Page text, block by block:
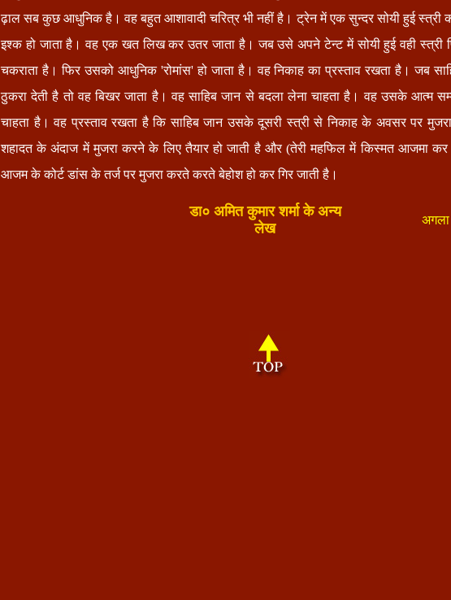
ढ़ाल सब कुछ आधुनिक है। वह बहुत आशावादी चरित्र भी नहीं है। ट्रेन में एक सुन्दर सोयी हुई
इश्क हो जाता है। वह एक खत लिख कर उतर जाता है। जब उसे अपने टेन्ट में सोयी हुई वही स्त्री
चकराता है। फिर उसको आधुनिक 'रोमांस' हो जाता है। वह निकाह का प्रस्ताव रखता है। जब
ठुकरा देती है तो वह बिखर जाता है। वह साहिब जान से बदला लेना चाहता है। वह उसके आत्म
चाहता है। वह प्रस्ताव रखता है कि साहिब जान उसके दूसरी स्त्री से निकाह के अवसर पर
शहादत के अंदाज में मुजरा करने के लिए तैयार हो जाती है और (तेरी महफिल में किस्मत आजमा
आजम के कोर्ट डांस के तर्ज पर मुजरा करते करते बेहोश हो कर गिर जाती है।
डा० अमित कुमार शर्मा के अन्य
लेख